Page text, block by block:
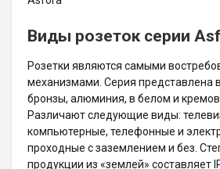
Виды розеток серии
Розетки являются самыми
механизмами. Серия представлена в
бронзы, алюминия, в белом и
Различают следующие виды:
компьютерные, телефонные и
проходные с заземлением и без.
продукции из «землей» составляет